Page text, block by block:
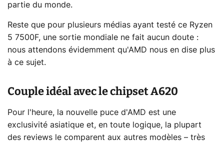
partie du monde.
Reste que pour plusieurs médias ayant testé ce Ryzen
5 7500F, une sortie mondiale ne fait aucun doute :
nous attendons évidemment qu'AMD nous en dise plus
à ce sujet.
Couple idéal avec le chipset A620
Pour l'heure, la nouvelle puce d'AMD est une
exclusivité asiatique et, en toute logique, la plupart
des reviews le comparent aux autres modèles – très